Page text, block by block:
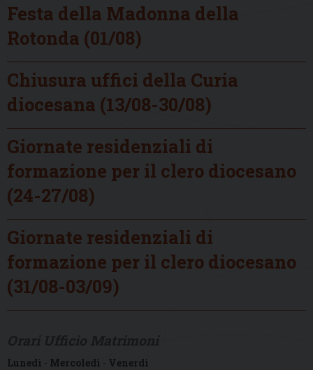
Festa della Madonna della
Rotonda (01/08)
Chiusura uffici della Curia
diocesana (13/08-30/08)
Giornate residenziali di
formazione per il clero diocesano
(24-27/08)
Giornate residenziali di
formazione per il clero diocesano
(31/08-03/09)
Lunedì - Mercoledì - Venerdì